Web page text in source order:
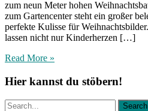
zum neun Meter hohen
zum Gartencenter steht ein großer
perfekte Kulisse für
lassen nicht nur Kinderherzen […]
Read More »
Hier kannst du stöbern!